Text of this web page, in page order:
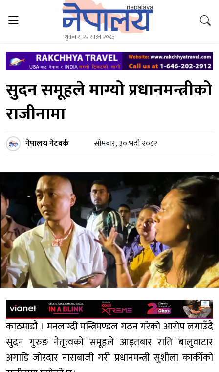
शुक्रबार, २२ साउन २०८३
सुदन समूहले माग्यो प्रधानमन्त्रीको
राजीनामा
नेपालय नेटवर्क सोमबार, ३० भदौ २०८२
काठमाडाै‌ं । मनलाग्दी मन्त्रिमण्डल गठन गरेको आरोप लगाउँदै
सुदन गुरुङ नेतृत्वको समूहले आइतबार राति बालुवाटार
अगाडि जोरदार नाराबाजी गरी प्रधानमन्त्री सुशीला कार्कीको